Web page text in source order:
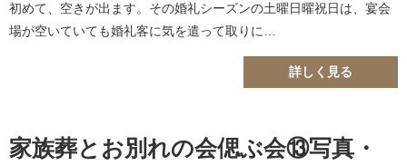
初めて、空きが出ます。その婚礼シーズンの土曜日曜祝日は、宴会
場が空いていても婚礼客に気を遣って取りに…
詳しく見る
家族葬とお別れの会偲ぶ会⑬写真・